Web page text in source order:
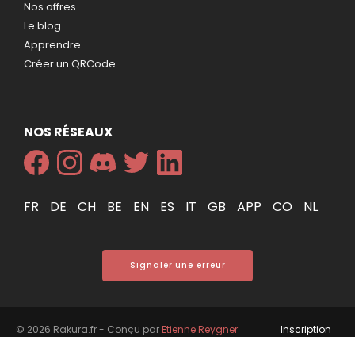
Nos offres
Le blog
Apprendre
Créer un QRCode
NOS RÉSEAUX
FR DE CH BE EN ES IT GB APP CO NL
Signaler une erreur
© 2026 Rakura.fr - Conçu parEtienne Reygner Inscription